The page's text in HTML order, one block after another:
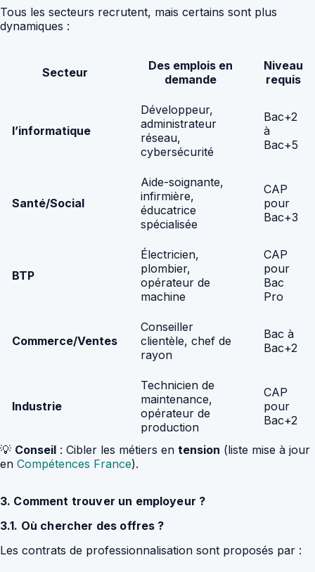
Tous les secteurs recrutent, mais certains sont plus
dynamiques :
Secteur
Des emplois en
demande
Niveau
requis
l’informatique
Développeur,
administrateur
réseau,
cybersécurité
Bac+2
à
Bac+5
Santé/Social
Aide-soignante,
infirmière,
éducatrice
spécialisée
CAP
pour
Bac+3
BTP
Électricien,
plombier,
opérateur de
machine
CAP
pour
Bac
Pro
Commerce/Ventes
Conseiller
clientèle, chef de
rayon
Bac à
Bac+2
Industrie
Technicien de
maintenance,
opérateur de
production
CAP
pour
Bac+2
💡 Conseil : Cibler les métiers en tension (liste mise à jour
en Compétences France).
3. Comment trouver un employeur ?
3.1. Où chercher des offres ?
Les contrats de professionnalisation sont proposés par :